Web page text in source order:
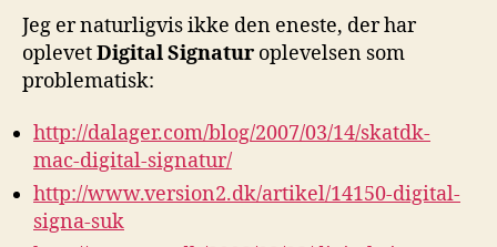
Jeg er naturligvis ikke den eneste, der har
oplevetDigital Signatur oplevelsen som
problematisk:
http://dalager.com/blog/2007/03/14/skatdk-
mac-digital-signatur/
http://www.version2.dk/artikel/14150-digital-
signa-suk